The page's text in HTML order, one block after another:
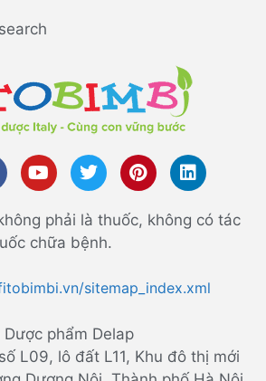
phải là thuốc, không có tác
chữa bệnh.
sitemap_index.xml
phẩm Delap
L09, lô đất L11, Khu đô thị mới